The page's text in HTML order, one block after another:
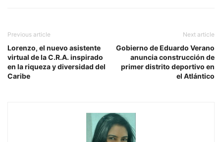
Previous article
Lorenzo, el nuevo asistente
virtual de la C.R.A. inspirado
en la riqueza y diversidad del
Caribe
Next article
Gobierno de Eduardo Verano
anuncia construcción de
primer distrito deportivo en
el Atlántico